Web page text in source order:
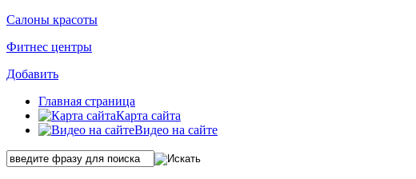
Салоны красоты
Фитнес центры
Добавить
Главная страница
Карта сайта
Видео на сайте